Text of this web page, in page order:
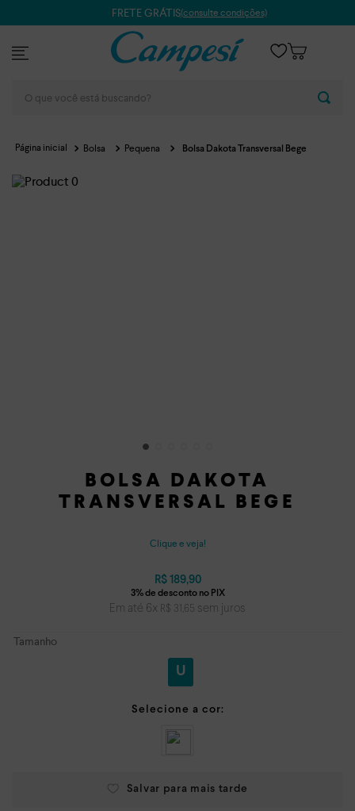
FRETE GRÁTIS(consulte condições)
Bolsa Pequena Bolsa Dakota Transversal Bege
BOLSA DAKOTA
TRANSVERSAL BEGE
Clique e veja!
R$ 189,90
Em até 6x R$ 31 ,65 sem juros
Tamanho
U